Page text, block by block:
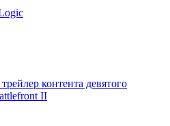
контента девятого
II